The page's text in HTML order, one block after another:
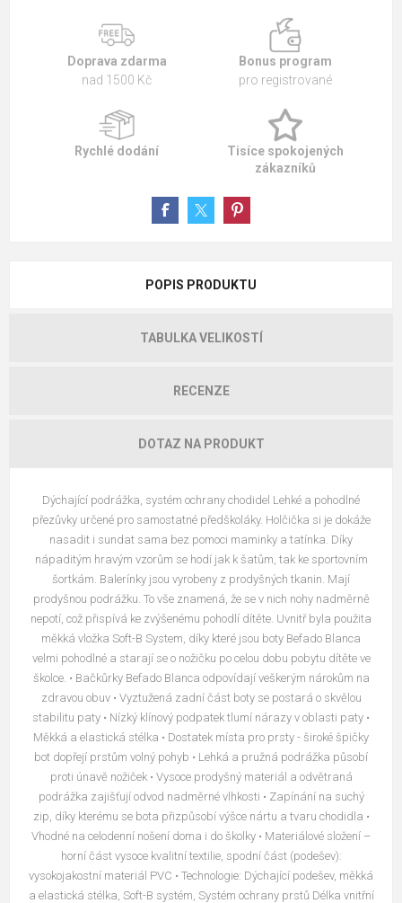
Doprava zdarma
nad 1500 Kč
Bonus program
pro registrované
Rychlé dodání
Tisíce spokojených
zákazníků
POPIS PRODUKTU
TABULKA VELIKOSTÍ
RECENZE
DOTAZ NA PRODUKT
Dýchající podrážka, systém ochrany chodidel Lehké a pohodlné
přezůvky určené pro samostatné předškoláky. Holčička si je dokáže
nasadit i sundat sama bez pomoci maminky a tatínka. Díky
nápaditým hravým vzorům se hodí jak k šatům, tak ke sportovním
šortkám. Balerínky jsou vyrobeny z prodyšných tkanin. Mají
prodyšnou podrážku. To vše znamená, že se v nich nohy nadměrně
nepotí, což přispívá ke zvýšenému pohodlí dítěte. Uvnitř byla použita
měkká vložka Soft-B System, díky které jsou boty Befado Blanca
velmi pohodlné a starají se o nožičku po celou dobu pobytu dítěte ve
školce. • Bačkůrky Befado Blanca odpovídají veškerým nárokům na
zdravou obuv • Vyztužená zadní část boty se postará o skvělou
stabilitu paty • Nízký klínový podpatek tlumí nárazy v oblasti paty •
Měkká a elastická stélka • Dostatek místa pro prsty - široké špičky
bot dopřejí prstům volný pohyb • Lehká a pružná podrážka působí
proti únavě nožiček • Vysoce prodyšný materiál a odvětraná
podrážka zajišťují odvod nadměrné vlhkosti • Zapínání na suchý
zip, díky kterému se bota přizpůsobí výšce nártu a tvaru chodidla •
Vhodné na celodenní nošení doma i do školky • Materiálové složení –
horní část vysoce kvalitní textilie, spodní část (podešev):
vysokojakostní materiál PVC • Technologie: Dýchající podešev, měkká
a elastická stélka, Soft-B systém, Systém ochrany prstů Délka vnitřní